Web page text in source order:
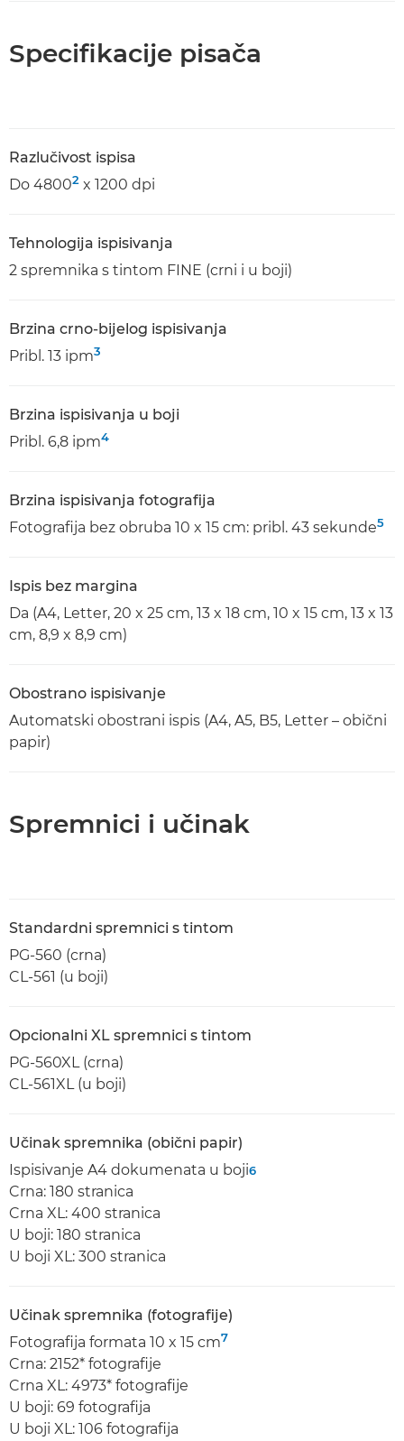
Specifikacije pisača
Razlučivost ispisa
Do 48002 x 1200 dpi
Tehnologija ispisivanja
2 spremnika s tintom FINE (crni i u boji)
Brzina crno-bijelog ispisivanja
Pribl. 13 ipm3
Brzina ispisivanja u boji
Pribl. 6,8 ipm4
Brzina ispisivanja fotografija
Fotografija bez obruba 10 x 15 cm: pribl. 43 sekunde5
Ispis bez margina
Da (A4, Letter, 20 x 25 cm, 13 x 18 cm, 10 x 15 cm, 13 x 13
cm, 8,9 x 8,9 cm)
Obostrano ispisivanje
Automatski obostrani ispis (A4, A5, B5, Letter – obični
papir)
Spremnici i učinak
Standardni spremnici s tintom
PG-560 (crna)
CL-561 (u boji)
Opcionalni XL spremnici s tintom
PG-560XL (crna)
CL-561XL (u boji)
Učinak spremnika (obični papir)
Ispisivanje A4 dokumenata u boji6
Crna: 180 stranica
Crna XL: 400 stranica
U boji: 180 stranica
U boji XL: 300 stranica
Učinak spremnika (fotografije)
Fotografija formata 10 x 15 cm7
Crna: 2152* fotografije
Crna XL: 4973* fotografije
U boji: 69 fotografija
U boji XL: 106 fotografija